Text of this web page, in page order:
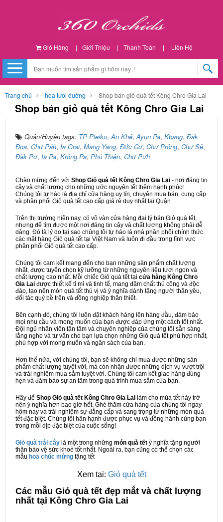
Giỏ Hàng | Giới Thiệu | Thanh Toán | Liên Hệ
Trang chủ hoa tươi đường Shop bán giỏ quà tết Kông Chro Gia Lai
Shop bán giỏ quà tết Kông Chro Gia Lai
Quận/Huyện tags: TP Pleiku,An Khê,Ayun Pa, Kbang, Đăk
Đoa, Chư Păh, Ia Grai, Mang Yang, Đức Cơ, Chư Prông, Chư Sê,
Đăk Pơ, Ia Pa, Krông Pa, Phú Thiện, Chư Pưh
Chào mừng đến với Shop Giỏ quà tết Kông Chro Gia Lai - nơi đáng tin
cậy và chất lượng cho những ước nguyện tết thêm hạnh phúc!
Chúng tôi tự hào là địa chỉ cửa hàng uy tín, chuyên mua bán, cung cấp
và phân phối Giỏ quà tết cao cấp giá rẻ duy nhất tại Quận
Trên thị trường hiện nay, có vô vàn cửa hàng đại lý bán Giỏ quà tết,
nhưng để tìm được một nơi đáng tin cậy và chất lượng không phải dễ
dàng. Đó là lý do tại sao chúng tôi tự hào là nhà phân phối chính thức
các mặt hàng Giỏ quà tết tại Việt Nam và luôn đi đầu trong lĩnh vực
phân phối Giỏ quà tết cao cấp.
Chúng tôi cam kết mang đến cho bạn những sản phẩm chất lượng
nhất, được tuyển chọn kỹ lưỡng từ những nguyên liệu tươi ngon và
chất lượng cao nhất. Mỗi chiếc Giỏ quà tết tại cửa hàng Kông Chro
Gia Lai được thiết kế tỉ mỉ và tinh tế, mang đậm chất thủ công và độc
đáo, tạo nên món quà tết thú vị và ý nghĩa dành tặng người thân yêu,
đối tác quý bề trên và đồng nghiệp thân thiết.
Bên cạnh đó, chúng tôi luôn đặt khách hàng lên hàng đầu, đảm bảo
mọi nhu cầu và mong muốn của bạn được đáp ứng một cách tốt nhất.
Đội ngũ nhân viên tận tâm và chuyên nghiệp của chúng tôi sẵn sàng
lắng nghe và tư vấn cho bạn lựa chọn những Giỏ quà tết phù hợp nhất,
phù hợp với mong muốn và ngân sách của bạn.
Hơn thế nữa, với chúng tôi, bạn sẽ không chỉ mua được những sản
phẩm chất lượng tuyệt vời, mà còn nhận được những dịch vụ vượt trội
và trải nghiệm mua sắm tuyệt vời. Chúng tôi cam kết giao hàng đúng
hẹn và đảm bảo sự an tâm trong quá trình mua sắm của bạn.
Hãy để Shop Giỏ quà tết Kông Chro Gia Lai làm cho mùa tết này trở
nên ý nghĩa hơn bao giờ hết. Ghé thăm cửa hàng của chúng tôi ngay
hôm nay và trải nghiệm sự đẳng cấp và sang trọng từ những món quà
tết đặc biệt. Chúng tôi hân hạnh được phục vụ và đồng hành cùng bạn
trong mỗi dịp đặc biệt của cuộc sống!
Giỏ quà trái cây là một trong những món quà tết ý nghĩa tặng người
thân bảo vệ sức khoẻ tốt nhất. Ngoài ra, bạn cũng có thể chọn các
mẫu hoa chúc mừng tặng tết
Xem tại: Giỏ quà tết
Các mẫu Giỏ quà tết đẹp mắt và chất lượng
nhất tại Kông Chro Gia Lai